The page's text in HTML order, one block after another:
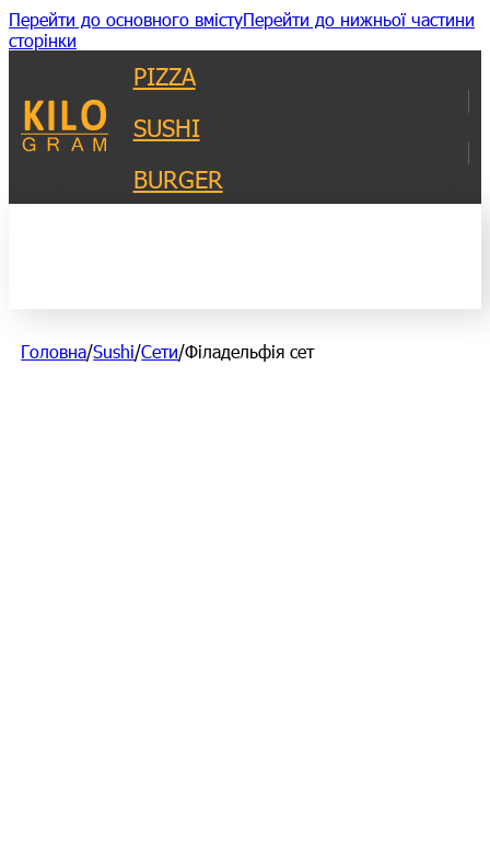
Перейти до основного вмістуПерейти до нижньої частини
сторінки
PIZZA
SUSHI
BURGER
Головна/Sushi/Сети/Філадельфія сет